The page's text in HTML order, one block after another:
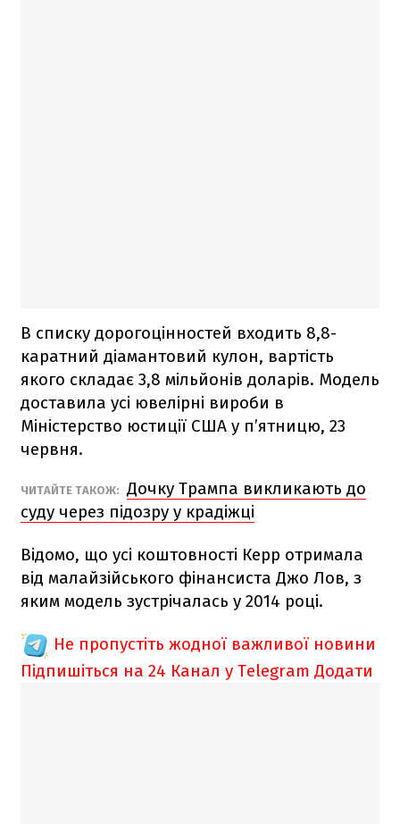
В списку дорогоцінностей входить 8,8-
каратний діамантовий кулон, вартість
якого складає 3,8 мільйонів доларів. Модель
доставила усі ювелірні вироби в
Міністерство юстиції США у п’ятницю, 23
червня.
ЧИТАЙТЕ ТАКОЖ: Дочку Трампа викликають до
суду через підозру у крадіжці
Відомо, що усі коштовності Керр отримала
від малайзійського фінансиста Джо Лов, з
яким модель зустрічалась у 2014 році.
Не пропустіть жодної важливої новини
Підпишіться на 24 Канал у Telegram Додати